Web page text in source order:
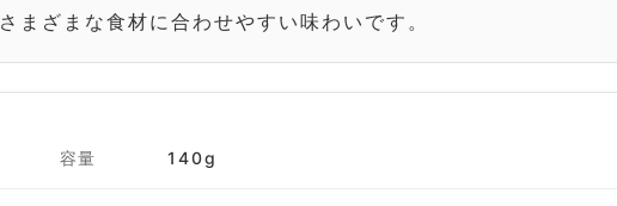
さまざまな食材に合わせやすい味わいです。
容量 140g